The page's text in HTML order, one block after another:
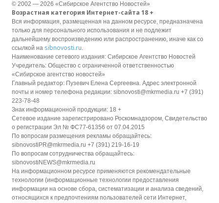
© 2002 — 2026 «Сибирское Агентство Новостей»
Возрастная категория Интернет-сайта 18 +
Вся информация, размещенная на данном ресурсе, предназначена
только для персонального использования и не подлежит
дальнейшему воспроизведению или распространению, иначе как со
ссылкой на sibnovosti.ru.
Наименование сетевого издания: Сибирское Агентство Новостей
Учредитель: Общество с ограниченной ответственностью
«Сибирское агентство новостей»
Главный редактор: Пузевич Елена Сергеевна. Адрес электронной
почты и номер телефона редакции: sibnovosti@mkrmedia.ru +7 (391)
223-78-48
Знак информационной продукции: 18 +
Сетевое издание зарегистрировано Роскомнадзором, Свидетельство
о регистрации Эл № ФС77-61356 от 07.04.2015
По вопросам размещения рекламы обращайтесь:
sibnovostiPR@mkrmedia.ru +7 (391) 219-16-19
По вопросам сотрудничества обращайтесь:
sibnovostiNEWS@mkrmedia.ru
На информационном ресурсе применяются рекомендательные
технологии (информационные технологии предоставления
информации на основе сбора, систематизации и анализа сведений,
относящихся к предпочтениям пользователей сети Интернет,